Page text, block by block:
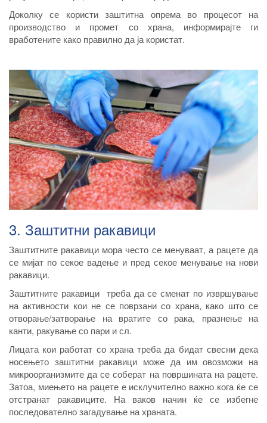
Доколку се користи заштитна опрема во процесот на
производство и промет со храна, информирајте ги
вработените како правилно да ја користат.
3. Заштитни ракавици
Заштитните ракавици мора често се менуваат, а рацете да
се мијат по секое вадење и пред секое менување на нови
ракавици.
Заштитните ракавици треба да се сменат по извршување
на активности кои не се поврзани со храна, како што се
отворање/затворање на вратите со рака, празнење на
канти, ракување со пари и сл.
Лицата кои работат со храна треба да бидат свесни дека
носењето заштитни ракaвици може да им овозможи на
микроорганизмите да се соберат на површината на рацете.
Затоа, миењето на рацете е исклучително важно кога ќе се
отстранат ракавиците. На ваков начин ќе се избегне
последователно загадување на храната.